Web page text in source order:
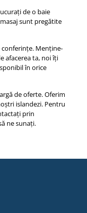
de o baie
sunt pregătite
Menține-
afacerea ta, noi îți
în orice
de oferte. Oferim
islandezi. Pentru
prin
ne sunați.